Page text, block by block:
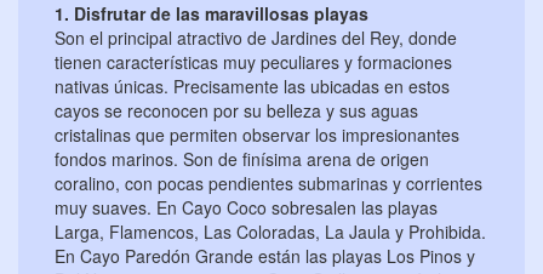
1. Disfrutar de las maravillosas playas
Son el principal atractivo de Jardines del Rey, donde
tienen características muy peculiares y formaciones
nativas únicas. Precisamente las ubicadas en estos
cayos se reconocen por su belleza y sus aguas
cristalinas que permiten observar los impresionantes
fondos marinos. Son de finísima arena de origen
coralino, con pocas pendientes submarinas y corrientes
muy suaves. En Cayo Coco sobresalen las playas
Larga, Flamencos, Las Coloradas, La Jaula y Prohibida.
En Cayo Paredón Grande están las playas Los Pinos y